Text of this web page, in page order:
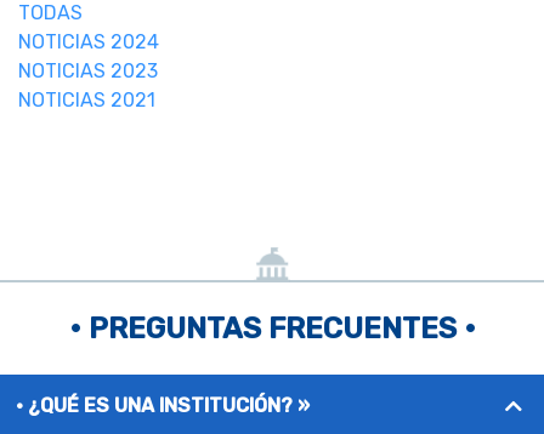
TODAS
NOTICIAS 2024
NOTICIAS 2023
NOTICIAS 2021
• PREGUNTAS FRECUENTES •
¿QUÉ ES UNA INSTITUCIÓN? »